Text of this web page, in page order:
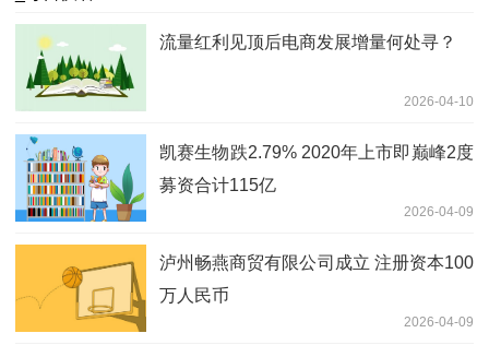
流量红利见顶后电商发展增量何处寻？
2026-04-10
凯赛生物跌2.79% 2020年上市即巅峰2度
募资合计115亿
2026-04-09
泸州畅燕商贸有限公司成立 注册资本100
万人民币
2026-04-09